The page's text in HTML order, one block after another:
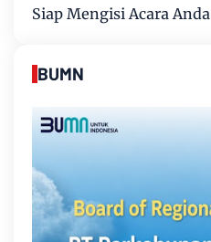
Siap Mengisi Acara Anda
BUMN